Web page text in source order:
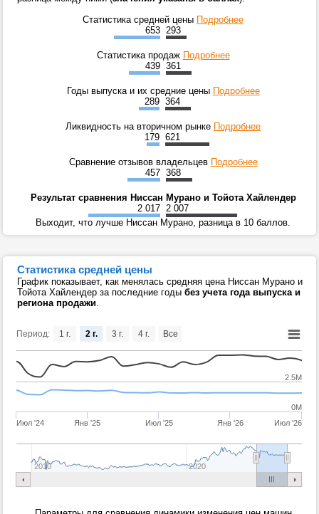
Статистика средней цены Подробнее
653 293
Статистика продаж Подробнее
439 361
Годы выпуска и их средние цены Подробнее
289 364
Ликвидность на вторичном рынке Подробнее
179 621
Сравнение отзывов владельцев Подробнее
457 368
Результат сравнения Ниссан Мурано и Тойота Хайлендер
2 017 2 007
Выходит, что лучше Ниссан Мурано, разница в 10 баллов.
Статистика средней цены
График показывает, как менялась средняя цена Ниссан Мурано и
Тойота Хайлендер за последние годы без учета года выпуска и
региона продажи.
Период:
Июл '24 Янв '25 Июл '25 Янв '26 Июл '26
2010 2020
0M
2.5M
1 г. 2 г. 3 г. 4 г. Все